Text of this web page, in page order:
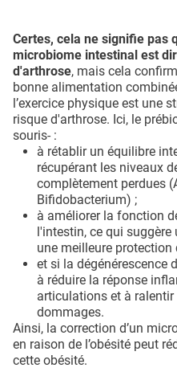
Certes, cela ne signifie pas
microbiome intestinal est
d'arthrose, mais cela
bonne alimentation
l’exercice physique est une
risque d'arthrose. Ici, le
souris- :
à rétablir un équilibre
récupérant les niveaux
complètement perdues
Bifidobacterium) ;
à améliorer la fonction
l'intestin, ce qui
une meilleure
et si la dégénérescence
à réduire la réponse
articulations et à
dommages.
Ainsi, la correction d’un
en raison de l’obésité peut
cette obésité.